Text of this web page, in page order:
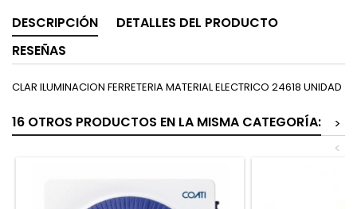
DESCRIPCIÓN
DETALLES DEL PRODUCTO
RESEÑAS
CLAR ILUMINACION FERRETERIA MATERIAL ELECTRICO 24618 UNIDAD
16 OTROS PRODUCTOS EN LA MISMA CATEGORÍA:
>
<